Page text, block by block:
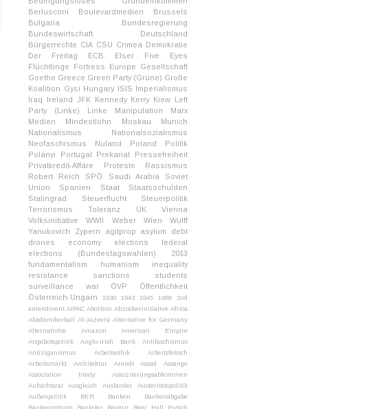
Berlusconi
Boulevardmedien
Brussels
Bulgaria
Bundesregierung
Bundeswirtschaft Deutschland
Bürgerrechte CIA CSU Crimea Demokratie
Der Freitag
ECB Elser
Five Eyes
Flüchtlinge
Fortress Europe
Gesellschaft
Goethe Greece Green Party (Grüne) Große
Koalition Gysi Hungary ISIS Imperialismus
Iraq
Ireland JFK Kennedy Kerry Kiew Left
Party (Linke)
Linke Manipulation
Marx
Medien
Mindestlohn Moskau
Munich
Nationalismus
Nationalsozialismus
Neofaschismus
Nuland Poland
Politik
Polányi
Portugal Prekariat
Pressefreiheit
Privatkredit-Affäre
Proteste
Rassismus
Robert Reich
SPÖ Saudi Arabia
Soviet
Union
Spanien Staat
Staatsschulden
Stalingrad
Steuerflucht
Steuerpolitik
Terrorismus
Toleranz UK
Vienna
Volksinitiative
WWII Weber Wien
Wulff
Yanukovich
Zypern agitprop asylum
debt
drones
economy elections
federal
elections (Bundestagswahlen) 2013
fundamentalism
humanism
inequality
resistance
sanctions
students
surveillance
war ÖVP
Öffentlichkeit
Österreich-Ungarn
1939 1943 1945 1968
2nd
amendment AIPAC Abortion Abzockerinitiative Africa
Akademikerball Al-Jazeera Alternative for Germany
Alternativlos
Amazon
American Empire
Angebotspolitik
Anglo-Irish Bank
Antifaschismus
Antiziganismus
Arbeitsethik
Arbeitsfetisch
Arbeitsmarkt
Architektur Arendt Assad
Assange
Association treaty
Assoziierungsabkommen
Aufsichtsrat
Ausgleich Ausländer
Austeritätspolitik
Außenpolitik
BER Banken
Bankenabgabe
Bankenrettung
Bankster Bayern
Beer Hall Putsch